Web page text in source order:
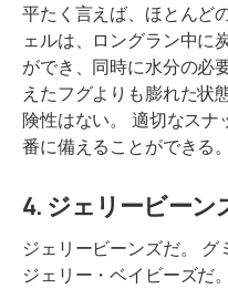
平たく言えば、ほとんど
ェルは、ロングラン中に
ができ、同時に水分の必
えたフグよりも膨れた状
険性はない。 適切なス
番に備えることができる。
4. ジェリービーン
ジェリービーンズだ。 グ
ジェリー・ベイビーズだ